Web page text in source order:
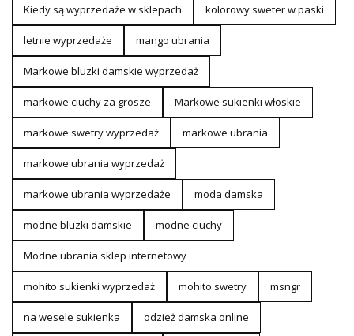
Kiedy są wyprzedaże w sklepach kolorowy sweter w paski
letnie wyprzedaże mango ubrania
Markowe bluzki damskie wyprzedaż
markowe ciuchy za grosze Markowe sukienki włoskie
markowe swetry wyprzedaż markowe ubrania
markowe ubrania wyprzedaż
markowe ubrania wyprzedaże moda damska
modne bluzki damskie modne ciuchy
Modne ubrania sklep internetowy
mohito sukienki wyprzedaż mohito swetry msngr
na wesele sukienka odzież damska online